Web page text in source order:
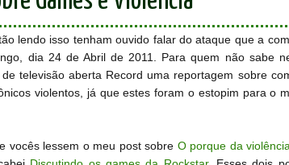
lendo isso tenham ouvido falar do ataque que a
dia 24 de Abril de 2011. Para quem não sabe
televisão aberta Record uma reportagem sobre
violentos, já que estes foram o estopim para o
vocês lessem o meu post sobre O porque da